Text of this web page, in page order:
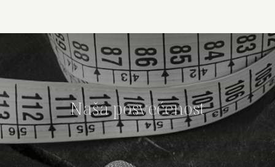
Naša posvećenost